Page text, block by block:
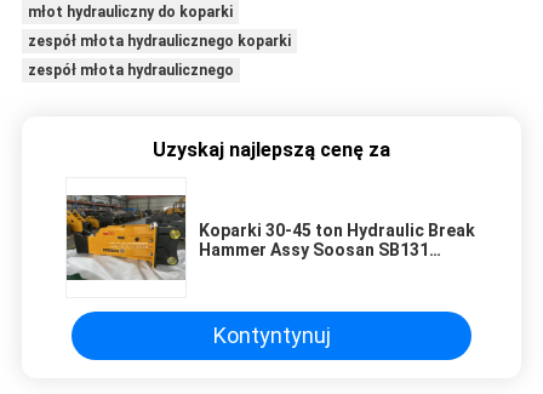
młot hydrauliczny do koparki
zespół młota hydraulicznego koparki
zespół młota hydraulicznego
Uzyskaj najlepszą cenę za
Koparki 30-45 ton Hydraulic Break
Hammer Assy Soosan SB131
Kontyntynuj